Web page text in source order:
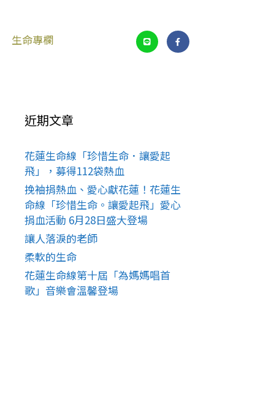
生命專欄
近期文章
花蓮生命線「珍惜生命．讓愛起
飛」，募得112袋熱血
挽袖捐熱血、愛心獻花蓮！花蓮生
命線「珍惜生命。讓愛起飛」愛心
捐血活動 6月28日盛大登場
讓人落淚的老師
柔軟的生命
花蓮生命線第十屆「為媽媽唱首
歌」音樂會溫馨登場